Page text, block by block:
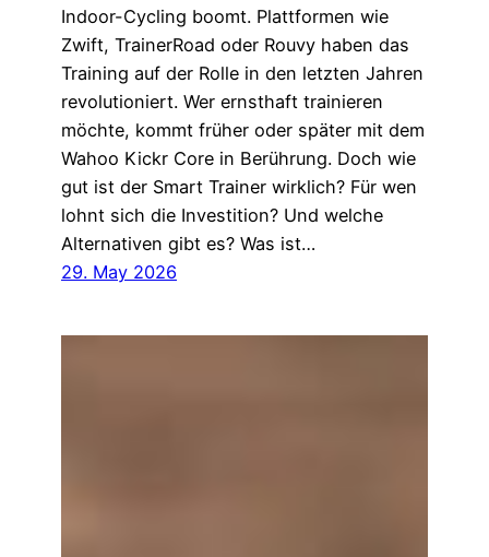
Indoor-Cycling boomt. Plattformen wie
Zwift, TrainerRoad oder Rouvy haben das
Training auf der Rolle in den letzten Jahren
revolutioniert. Wer ernsthaft trainieren
möchte, kommt früher oder später mit dem
Wahoo Kickr Core in Berührung. Doch wie
gut ist der Smart Trainer wirklich? Für wen
lohnt sich die Investition? Und welche
Alternativen gibt es? Was ist…
29. May 2026